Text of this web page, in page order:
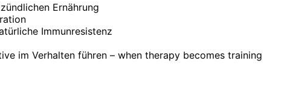
Ernährung
Immunresistenz
im Verhalten führen – when therapy becomes training